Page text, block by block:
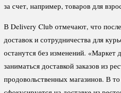
за счет, например, товаров для
В Delivery Club отмечают, что
доставок и сотрудничества для
останутся без изменений. «Маркет
заниматься доставкой заказов из
продовольственных магазинов. В